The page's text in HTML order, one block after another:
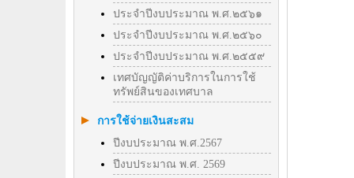
ประจำปีงบประมาณ พ.ศ.๒๕๖๑
ประจำปีงบประมาณ พ.ศ.๒๕๖๐
ประจำปีงบประมาณ พ.ศ.๒๕๕๙
เทศบัญญัติค่าบริการในการใช้
ทรัพย์สินของเทศบาล
การใช้จ่ายเงินสะสม
ปีงบประมาณ พ.ศ.2567
ปีงบประมาณ พ.ศ. 2569